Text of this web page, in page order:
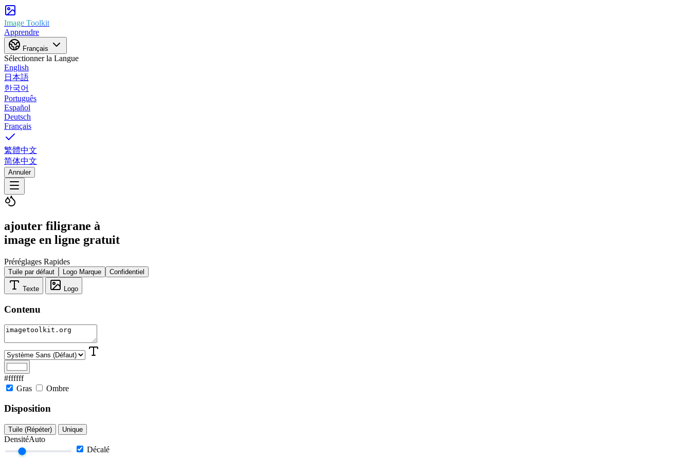
Image Toolkit
Apprendre
Français
Sélectionner la Langue
English
日本語
한국어
Português
Español
Deutsch
Français
繁體中文
简体中文
Annuler
ajouter filigrane à
image en ligne gratuit
Préréglages Rapides
Tuile par défaut Logo Marque Confidentiel
Texte Logo
Contenu
#ffffff
Gras
Ombre
Disposition
Tuile (Répéter) Unique
DensitéAuto
Décalé